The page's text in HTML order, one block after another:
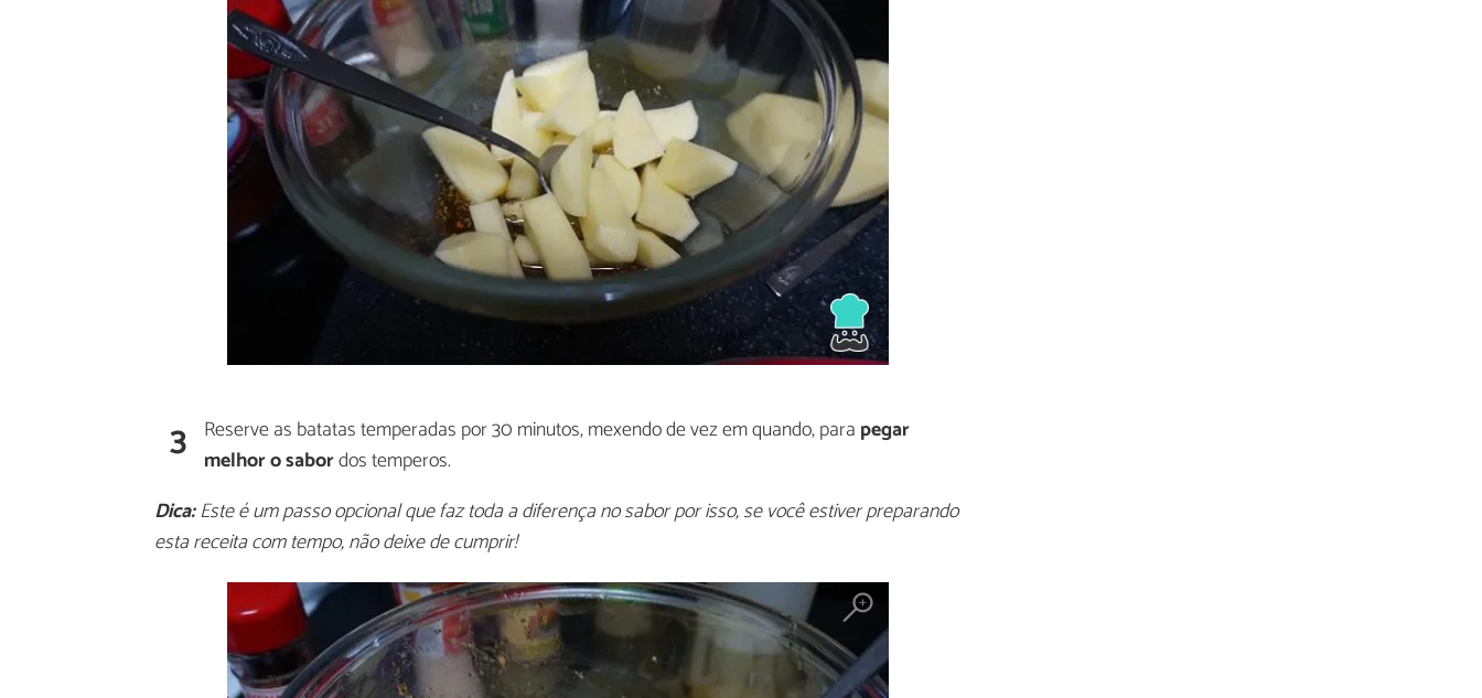
3 Reserve as batatas temperadas por 30 minutos, mexendo de vez em quando, para pegar
melhor o sabordos temperos.
Dica:Este é um passo opcional que faz toda a diferença no sabor por isso, se você estiver preparando
esta receita com tempo, não deixe de cumprir!